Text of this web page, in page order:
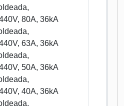
80A, 36kA
63A, 36kA
50A, 36kA
40A, 36kA